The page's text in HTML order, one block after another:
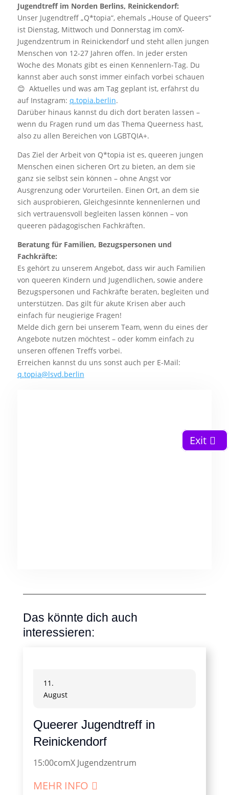
Jugendtreff im Norden Berlins, Reinickendorf:
Unser Jugendtreff „Q*topia“, ehemals „House of Queers“
ist Dienstag, Mittwoch und Donnerstag im comX-
Jugendzentrum in Reinickendorf und steht allen jungen
Menschen von 12-27 Jahren offen. In jeder ersten
Woche des Monats gibt es einen Kennenlern-Tag. Du
kannst aber auch sonst immer einfach vorbei schauen
😊 Aktuelles und was am Tag geplant ist, erfährst du
auf Instagram: q.topia.berlin.
Darüber hinaus kannst du dich dort beraten lassen –
wenn du Fragen rund um das Thema Queerness hast,
also zu allen Bereichen von LGBTQIA+.
Das Ziel der Arbeit von Q*topia ist es, queeren jungen
Menschen einen sicheren Ort zu bieten, an dem sie
ganz sie selbst sein können – ohne Angst vor
Ausgrenzung oder Vorurteilen. Einen Ort, an dem sie
sich ausprobieren, Gleichgesinnte kennenlernen und
sich vertrauensvoll begleiten lassen können – von
queeren pädagogischen Fachkräften.
Beratung für Familien, Bezugspersonen und
Fachkräfte:
Es gehört zu unserem Angebot, dass wir auch Familien
von queeren Kindern und Jugendlichen, sowie andere
Bezugspersonen und Fachkräfte beraten, begleiten und
unterstützen. Das gilt für akute Krisen aber auch
einfach für neugierige Fragen!
Melde dich gern bei unserem Team, wenn du eines der
Angebote nutzen möchtest – oder komm einfach zu
unseren offenen Treffs vorbei.
Erreichen kannst du uns sonst auch per E-Mail:
q.topia@lsvd.berlin
Das könnte dich auch
interessieren:
11.
August
Queerer Jugendtreff in
Reinickendorf
15:00comX Jugendzentrum
MEHR INFO
Exit